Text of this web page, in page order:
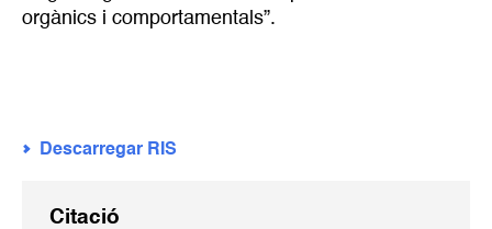
orgànics i comportamentals”.
Descarregar RIS
Citació